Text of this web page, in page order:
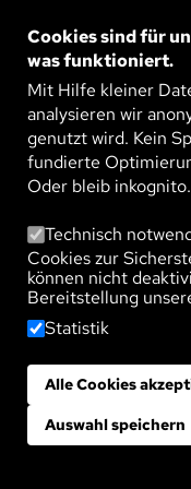
Medienforscher
Medien dabei
Demokratie Politik
KLICKS FÜR
DIGITALE
BRINGT
KULTUR INS
Veröffentlicht am:
Algorithmen
verdrängen Fakten
Cookies sind für
was funktioniert.
Mit Hilfe kleiner
analysieren wir
genutzt wird. Kein
fundierte
Oder bleib
Technisch
Cookies zur
können nicht
Bereitstellung
Statistik
Alle Cookies
Auswahl speichern
Zustimmung